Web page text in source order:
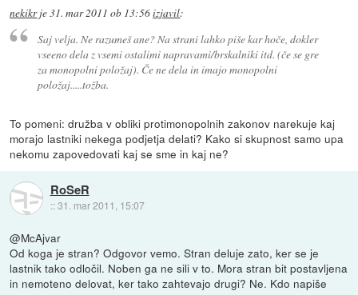
nekikrje31. mar 2011 ob 13:56izjavil:
Saj velja. Ne razumeš ane? Na strani lahko piše kar hoče, dokler
vseeno dela z vsemi ostalimi napravami/brskalniki itd. (če se gre
za monopolni položaj). Če ne dela in imajo monopolni
položaj.....tožba.
To pomeni: družba v obliki protimonopolnih zakonov narekuje kaj
morajo lastniki nekega podjetja delati? Kako si skupnost samo upa
nekomu zapovedovati kaj se sme in kaj ne?
RoSeR
::31. mar 2011, 15:07
@McAjvar
Od koga je stran? Odgovor vemo. Stran deluje zato, ker se je
lastnik tako odločil. Noben ga ne sili v to. Mora stran bit postavljena
in nemoteno delovat, ker tako zahtevajo drugi? Ne. Kdo napiše